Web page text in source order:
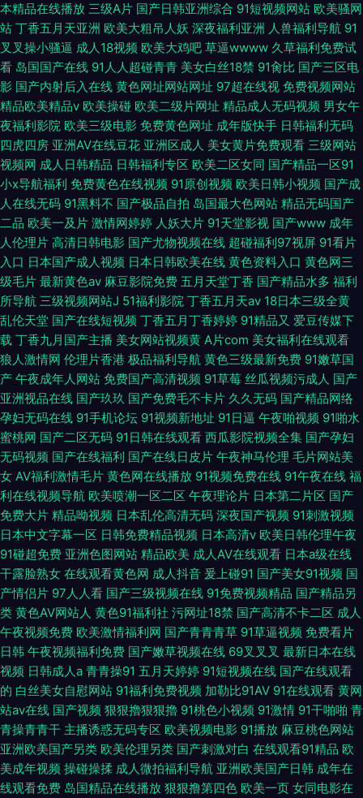
本精品在线播放 三级A片 国产日韩亚洲综合 91短视频网站 欧美骚网
站 丁香五月天亚洲 欧美大粗吊人妖 深夜福利亚洲 人兽福利导航 91
叉叉操小骚逼 成人18视频 欧美大鸡吧 草逼wwww 久草福利免费试
看 岛国国产在线 91人人超碰青青 美女白丝18禁 91肏比 国产三区电
影 国产内射后入在线 黄色网址网站网址 97超在线视 免费视频网站
精品欧美精品v 欧美操碰 欧美二级片网址 精品成人无码视频 男女午
夜福利影院 欧美三级电影 免费黄色网址 成年版快手 日韩福利无码
四虎四房 亚洲AV在线豆花 亚洲区成人 美女黄片免费观看 三级网站
视频网 成人日韩精品 日韩福利专区 欧美二区女同 国产精品一区91
小x导航福利 免费黄色在线视频 91原创视频 欧美日韩小视频 国产成
人在线无码 91黑料不 国产极品自拍 岛国最大色网站 精品无码国产
二品 欧美一及片 激情网婷婷 人妖大片 91天堂影视 国产www 成年
人伦理片 高清日韩电影 国产尤物视频在线 超碰福利97视屏 91看片
入口 日本国产成人视频 日本日韩欧美在线 黄色资料入口 黄色网三
级毛片 最新黄色av 麻豆影院免费 五月天堂丁香 国产精品水多 福利
所导航 三级视频网站J 51福利影院 丁香五月天av 18日本三级全黄
乱伦天堂 国产在线短视频 丁香五月丁香婷婷 91精品又 爱豆传媒下
载 丁香九月国产主播 美女网站视频黄 A片com 美女福利在线观看
狼人激情网 伦理片香港 极品福利导航 黄色三级最新免费 91嫩草国
产 午夜成年人网站 免费国产高清视频 91草莓 丝瓜视频污成人 国产
亚洲视品在线 国产玖玖 国产免费毛不卡片 久久无码 国产精品网络
孕妇无码在线 91手机论坛 91视频新地址 91日逼 午夜啪视频 91啪水
蜜桃网 国产二区无码 91日韩在线观看 西瓜影院视频全集 国产孕妇
无码视频 国产在线福利 国产在线日皮片 午夜神马伦理 毛片网站美
女 AV福利激情毛片 黄色网在线播放 91视频免费在线 91午夜在线 福
利在线视频导航 欧美喷潮一区二区 午夜理论片 日本第二片区 国产
免费大片 精品呦视频 日本乱伦高清无码 深夜国产视频 91刺激视频
日本中文字幕一区 日韩免费精品视频 日本高清v 欧美日韩伦理午夜
91碰超免费 亚洲色图网站 精品欧美 成人AV在线观看 日本a级在线
干露脸熟女 在线观看黄色网 成人抖音 爰上碰91 国产美女91视频 国
产情侣片 97人人看 国产三级视频在线 91免费视频精品 国产精品另
类 黄色AV网站人 黄色91福利社 污网址18禁 国产高清不卡二区 成人
午夜视频免费 欧美激情福利网 国产青青青草 91草逼视频 免费看片
日韩 午夜视频福利免费 国产嫩草视频在线 69叉叉叉 最新日本在线
视频 日韩成人a 青青操91 五月天婷婷 91短视频在线 国产在线观看
的 白丝美女自慰网站 91福利免费视频 加勒比91AV 91在线观看 黄网
站av在线 国产视频 狠狠擼狠狠擼 91桃色小视频 91激情 91干啪啪 青
青操青青干 主播诱惑无码专区 欧美视频电影 91播放 麻豆桃色网站
亚洲欧美国产另类 欧美伦理另类 国产刺激对白 在线观看91精品 欧
美成年视频 操碰操揉 成人微拍福利导航 亚洲欧美国产日韩 成年在
线观看免费 岛国精品在线播放 狠狠撸第四色 欧美一页 女同电影在